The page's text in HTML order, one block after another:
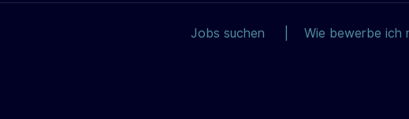
Jobs suchen Wie bewerbe ich